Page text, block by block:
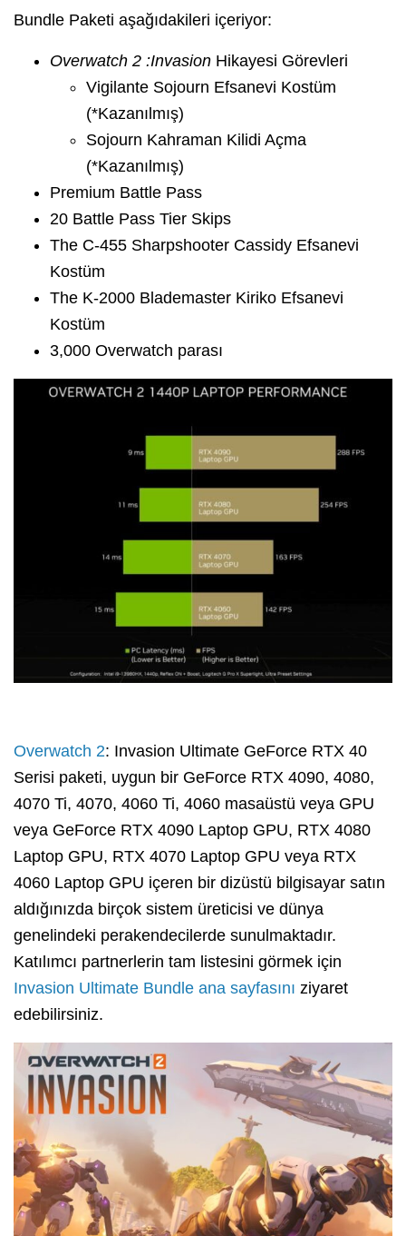
Bundle Paketi aşağıdakileri içeriyor:
Overwatch 2 :Invasion Hikayesi Görevleri
Vigilante Sojourn Efsanevi Kostüm
(*Kazanılmış)
Sojourn Kahraman Kilidi Açma
(*Kazanılmış)
Premium Battle Pass
20 Battle Pass Tier Skips
The C-455 Sharpshooter Cassidy Efsanevi
Kostüm
The K-2000 Blademaster Kiriko Efsanevi
Kostüm
3,000 Overwatch parası
Overwatch 2: Invasion Ultimate GeForce RTX 40
Serisi paketi, uygun bir GeForce RTX 4090, 4080,
4070 Ti, 4070, 4060 Ti, 4060 masaüstü veya GPU
veya GeForce RTX 4090 Laptop GPU, RTX 4080
Laptop GPU, RTX 4070 Laptop GPU veya RTX
4060 Laptop GPU içeren bir dizüstü bilgisayar satın
aldığınızda birçok sistem üreticisi ve dünya
genelindeki perakendecilerde sunulmaktadır.
Katılımcı partnerlerin tam listesini görmek için
Invasion Ultimate Bundle ana sayfasını ziyaret
edebilirsiniz.